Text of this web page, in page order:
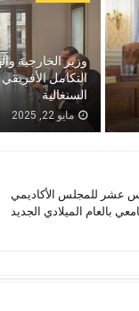
وزير الخارجية
التكامل
السنغالية
مايو 22, 2025
عشر للمجلس الأكاديمي
بالعام الميلادي الجديد